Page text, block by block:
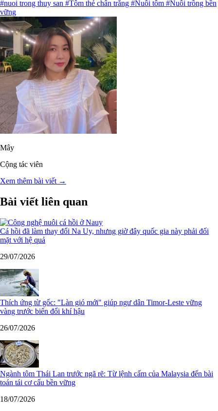
#nuoi trong thuy san #Tôm thẻ chân trắng #Nuôi tôm #Nuôi trồng bền
vững
Mây
Cộng tác viên
Xem thêm bài viết →
Bài viết liên quan
Cá hồi đã làm thay đổi Na Uy, nhưng giờ đây quốc gia này phải đối
mặt với hệ quả
29/07/2026
Thích ứng từ gốc: "Làn gió mới" giúp ngư dân Timor-Leste vững
vàng trước biến đổi khí hậu
26/07/2026
Ngành tôm Thái Lan trước ngã rẽ: Từ lệnh cấm của Malaysia đến bài
toán tái cơ cấu bền vững
18/07/2026